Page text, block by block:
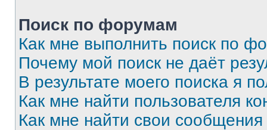
Поиск по форумам
Как мне выполнить поиск по
Почему мой поиск не даёт
В результате моего поиска я
Как мне найти пользователя
Как мне найти свои